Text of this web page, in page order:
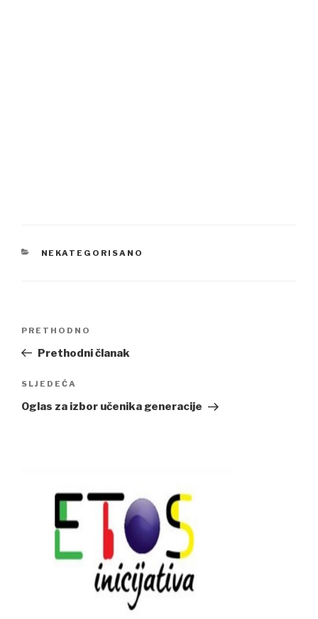
CATEGORIES
NEKATEGORISANO
Previous
Post
PRETHODNO
Prethodni članak
Next
Post
SLJEDEĆA
Oglas za izbor učenika generacije